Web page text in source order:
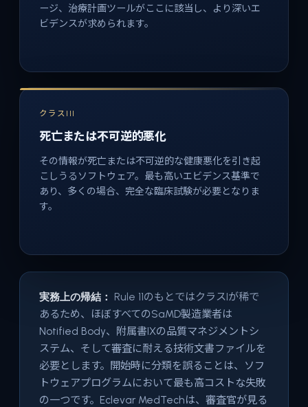
ージ、治療計画ツールがここに該当し、より深いエ
ビデンスが求められます。
クラスIII
死亡または不可逆的悪化
その情報が死亡または不可逆的な健康悪化を引き起
こしうるソフトウェア。最も高いエビデンス基準で
あり、多くの場合、完全な臨床試験が必要となりま
す。
実務上の帰結：
Rule 11のもとではクラスIが稀で
あるため、ほぼすべてのSaMD製造業者は
Notified Body、附属書IXの品質マネジメントシ
ステム、そして審査に耐える技術文書ファイルを
必要とします。開始時に分類を誤ることは、ソフ
トウェアプログラムにおいて最も高コストな失敗
の一つです。Eclevar MedTechは、審査官が見る